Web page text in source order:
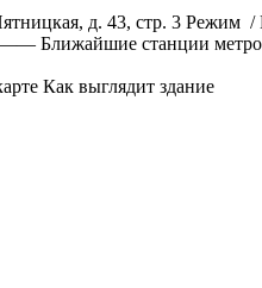
д. 43, стр. 3
Ближайшие станции
Как выглядит здание